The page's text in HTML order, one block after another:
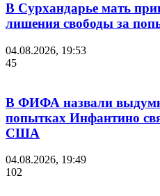
В Сурхандарье мать
лишения свободы за
04.08.2026, 19:53
45
В ФИФА назвали
попытках Инфантино
США
04.08.2026, 19:49
102